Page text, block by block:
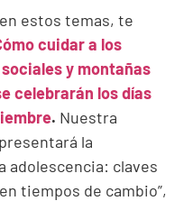
estos temas, te
cuidar a los
y montañas
celebrarán los días
. Nuestra
la
adolescencia: claves
tiempos de cambio”,